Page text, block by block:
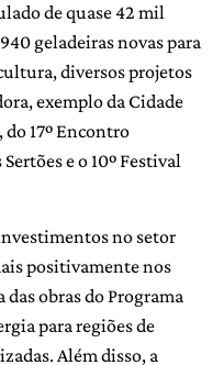
de quase 42 mil
geladeiras novas para
diversos projetos
exemplo da Cidade
17º Encontro
e o 10º Festival
no setor
positivamente nos
obras do Programa
para regiões de
Além disso, a